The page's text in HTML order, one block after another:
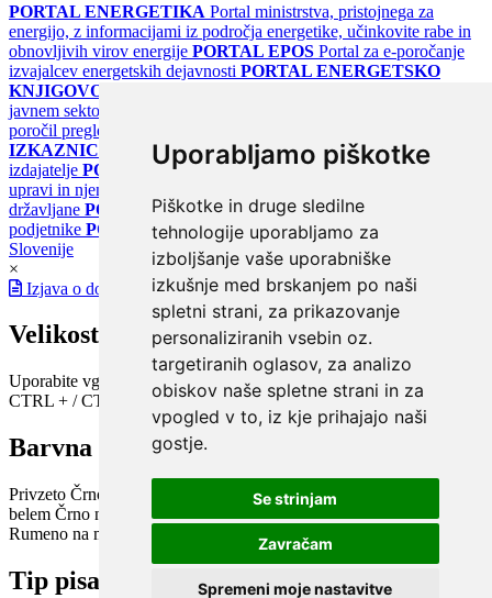
Uporabljamo piškotke
Piškotke in druge sledilne
tehnologije uporabljamo za
izboljšanje vaše uporabniške
izkušnje med brskanjem po naši
spletni strani, za prikazovanje
personaliziranih vsebin oz.
targetiranih oglasov, za analizo
obiskov naše spletne strani in za
vpogled v to, iz kje prihajajo naši
gostje.
Se strinjam
Zavračam
Spremeni moje nastavitve
PORTAL ENERGETIKA Portal ministrstva, pristojnega za
energijo, z informacijami iz področja energetike, učinkovite rabe in
obnovljivih virov energije PORTAL EPOS Portal za e-poročanje
izvajalcev energetskih dejavnosti PORTAL ENERGETSKO
KNJIGOVODSTVO
javnem sektorju
poročil pregledov klimatskih sistemov
IZKAZNICE
Register energetskih izkaznic - za izdelovalce in
izdajatelje PORTAL GOV.SI Osrednje spletno mesto o državni
upravi in njenih storitvah
državljane PORTAL SPOT Državni portal za podjetja in
podjetnike PORTAL OPSI Državni portal odprtih podatkov
Slovenije
×
Izjava o dostopnosti
Velikost pisave
Uporabite vgrajeno funkcijo brskalnika
CTRL + / CTRL -
Barvna shema
Privzeto Črno na belem Belo na črnem Črno na bež
belem Črno na zelenem
Modro na rumenem
Rumeno na modrem
Turkizno na črnem Črno na vijoličnem
Tip pisave